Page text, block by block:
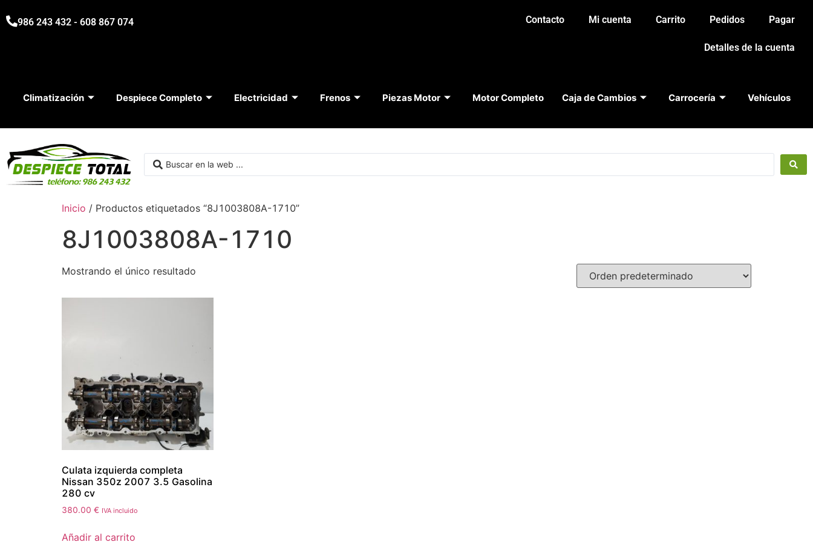
986 243 432 - 608 867 074 Contacto Mi cuenta Carrito Pedidos Pagar
Detalles de la cuenta
Climatización Despiece Completo Electricidad Frenos Piezas Motor Motor Completo Caja de Cambios Carrocería Vehículos
Inicio / Productos etiquetados “8J1003808A-1710”
8J1003808A-1710
Mostrando el único resultado
Culata izquierda completa
Nissan 350z 2007 3.5 Gasolina
280 cv
380.00 € IVA incluido
Añadir al carrito